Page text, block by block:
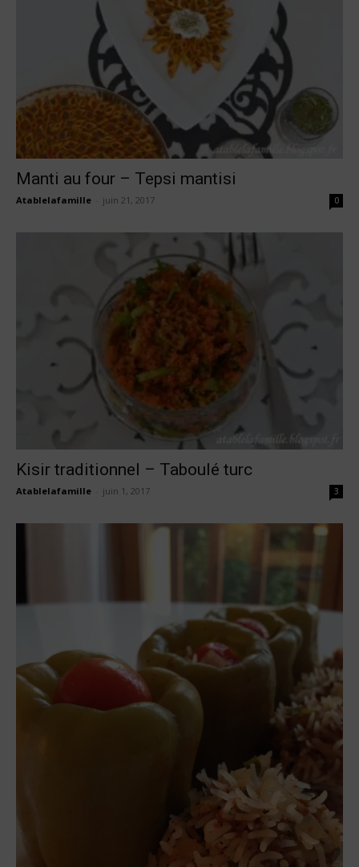
Manti au four – Tepsi mantisi
Atablelafamille juin 21, 2017 0
Kisir traditionnel – Taboulé turc
Atablelafamille juin 1, 2017 3